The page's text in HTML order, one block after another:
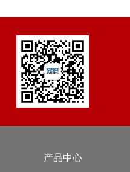
产品中心